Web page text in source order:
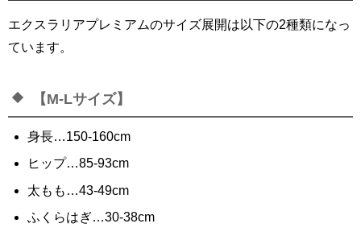
エクスラリアプレミアムのサイズ展開は以下の2種類になっ
ています。
【M-Lサイズ】
身長…150-160cm
ヒップ…85-93cm
太もも…43-49cm
ふくらはぎ…30-38cm